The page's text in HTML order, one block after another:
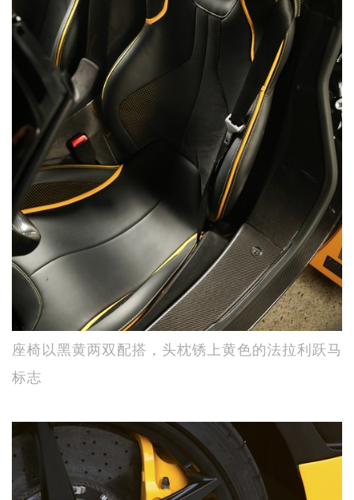
座椅以黑黄两双配搭，头枕锈上黄色的法拉利跃马
标志